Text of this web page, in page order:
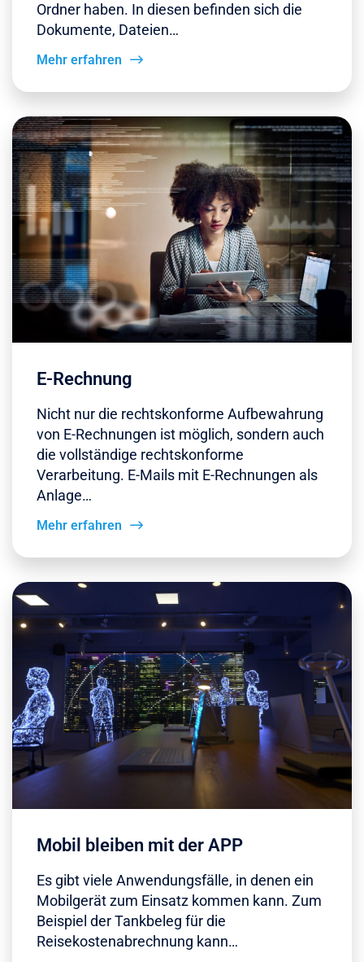
Ordner haben. In diesen befinden sich die
Dokumente, Dateien…
Mehr erfahren
E-Rechnung
Nicht nur die rechtskonforme Aufbewahrung
von E-Rechnungen ist möglich, sondern auch
die vollständige rechtskonforme
Verarbeitung. E-Mails mit E-Rechnungen als
Anlage…
Mehr erfahren
Mobil bleiben mit der APP
Es gibt viele Anwendungsfälle, in denen ein
Mobilgerät zum Einsatz kommen kann. Zum
Beispiel der Tankbeleg für die
Reisekostenabrechnung kann…